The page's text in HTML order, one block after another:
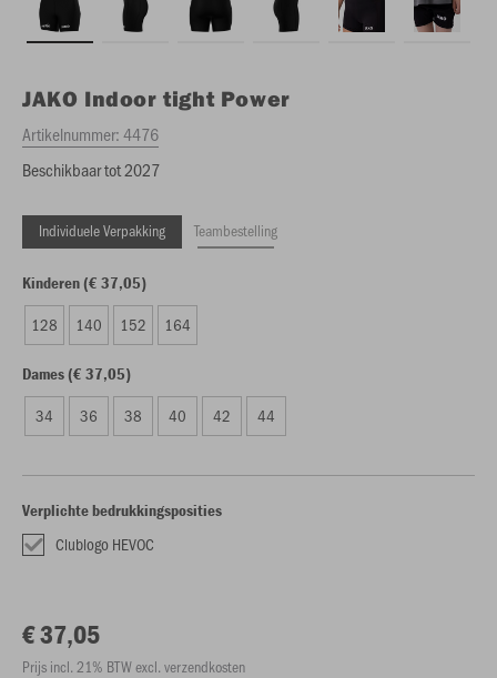
JAKO Indoor tight Power
Artikelnummer:4476
Beschikbaar tot 2027
Individuele Verpakking Teambestelling
Kinderen (€ 37,05)
128 140 152 164
Dames (€ 37,05)
34 36 38 40 42 44
Verplichte bedrukkingsposities
Clublogo HEVOC
€ 37,05
Prijs incl. 21% BTW excl. verzendkosten